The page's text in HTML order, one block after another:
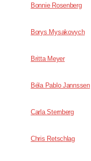
Bonnie Rosenberg
Borys Mysakovych
Britta Meyer
Béla Pablo Jannssen
Carla Sternberg
Chris Retschlag